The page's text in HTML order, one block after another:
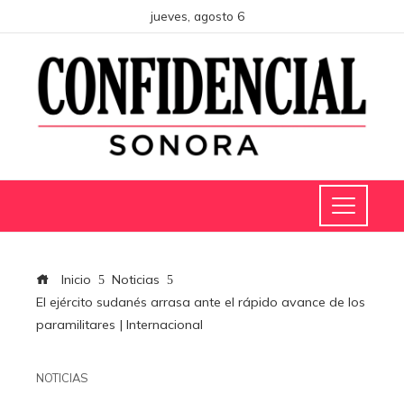
jueves, agosto 6
Inicio
Noticias
El ejército sudanés arrasa ante el rápido avance de los
paramilitares | Internacional
NOTICIAS